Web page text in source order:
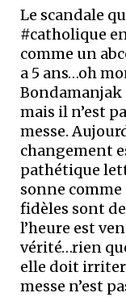
Le scandale
#catholique
comme un
a 5 ans…oh
Bondamanjak
mais il n’est
messe.
changement
pathétique
sonne
fidèles sont
l’heure est
vérité…rien
elle doit irriter
messe n’est